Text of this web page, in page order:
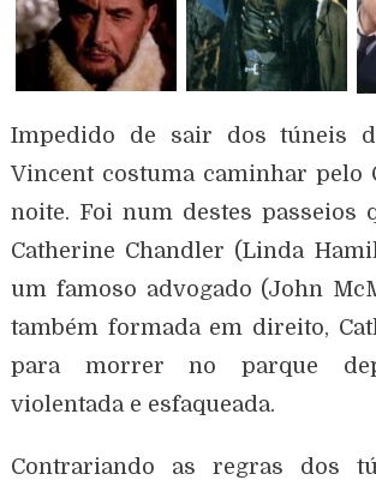
Impedido de sair dos túneis
Vincent costuma caminhar pelo
noite. Foi num destes passeios
Catherine Chandler (Linda
um famoso advogado (John
também formada em direito,
para morrer no parque
violentada e esfaqueada.
Contrariando as regras dos